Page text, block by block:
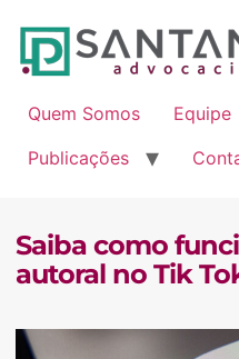
Quem Somosㅤ Equipeㅤ
Publicaçõesㅤ
Saiba como
autoral no Tik